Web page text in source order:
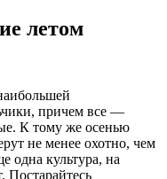
летом
причем все —
К тому же осенью
не менее охотно, чем
одна культура, на
Постарайтесь